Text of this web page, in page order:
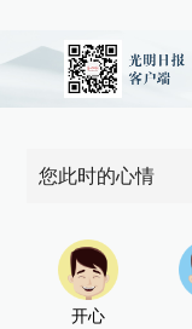
您此时的心情
开心